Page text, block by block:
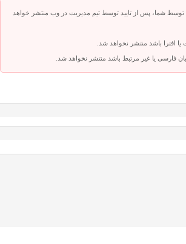
شما، پس از تایید توسط تیم مدیریت در وب منتشر خواهد
افترا باشد منتشر نخواهد شد.
فارسی یا غیر مرتبط باشد منتشر نخواهد شد.